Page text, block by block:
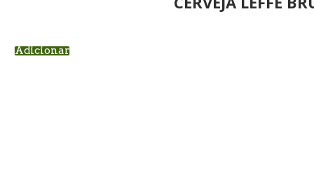
Adicionar